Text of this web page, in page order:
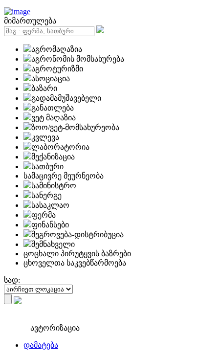
მიმართულება
აგრომაღაზია
აგრონომის მომსახურება
აგროტურიზმი
ასოციაცია
ბაზარი
გადამამუშავებელი
განათლება
ვეტ მაღაზია
ზოო/ვეტ-მომსახურეობა
კვლევა
ლაბორატორია
მექანიზაცია
სათბური
სამაცივრე მეურნეობა
სამინისტრო
სანერგე
სასაკლაო
ფერმა
ფინანსები
შეგროვება-დისტრიბუცია
შემნახველი
ცოცხალი პირუტყვის ბაზრები
ცხოველთა საკვებწარმოება
სად:
ავტორიზაცია
დამატება